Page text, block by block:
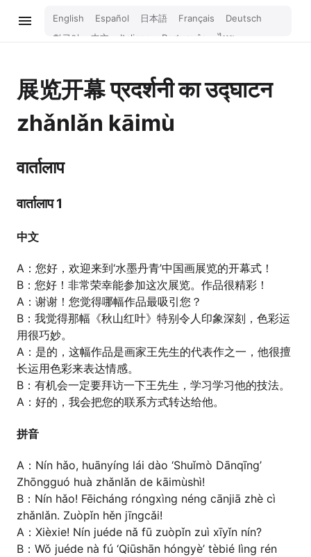
English Español 日本語 Français
Deutsch
한국어
中文 Italiano Português
ไทย
Bahasa Indonesia
Русский
展览开幕प्रदर्शनी का उद्घाटन
zhǎnlǎn kāimù
वार्तालाप
वार्तालाप 1
中文
A：您好，欢迎来到‘水墨丹青’中国画展览的开幕式！
B：您好！非常荣幸能参加这次展览。作品很精彩！
A：谢谢！您觉得哪幅作品最吸引您？
B：我觉得那幅《秋山红叶》特别令人印象深刻，色彩运
用很巧妙。
A：是的，这幅作品是画家王先生的代表作之一，他很擅
长运用色彩来表达情感。
B：有机会一定要拜访一下王先生，学习学习他的技法。
A：好的，我会把您的联系方式转达给他。
拼音
A：Nín hǎo, huānyíng lái dào ‘Shuǐmò Dānqīng’
Zhōngguó huà zhǎnlǎn de kāimùshì!
B：Nín hǎo! Fēicháng róngxìng néng cānjiā zhè cì
zhǎnlǎn. Zuòpǐn hěn jīngcǎi!
A：Xièxie! Nín juéde nǎ fū zuòpǐn zuì xīyǐn nín?
B：Wǒ juéde nà fú ‘Qiūshān hóngyè’ tèbié lìng rén